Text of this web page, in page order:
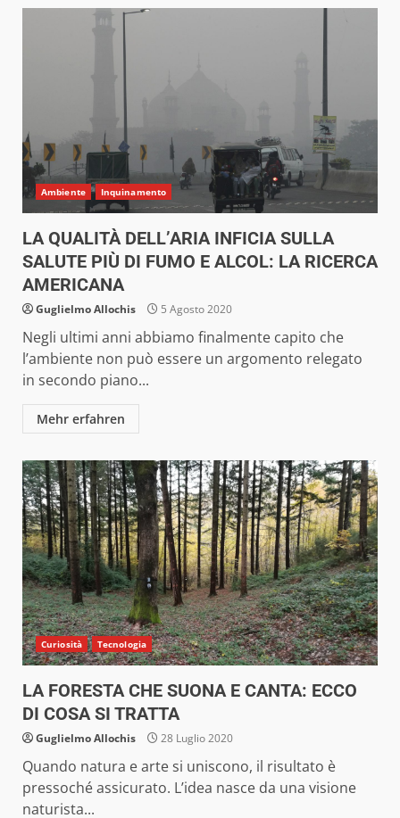
Ambiente Inquinamento
LA QUALITÀ DELL’ARIA INFICIA SULLA
SALUTE PIÙ DI FUMO E ALCOL: LA RICERCA
AMERICANA
Guglielmo Allochis 5 Agosto 2020
Negli ultimi anni abbiamo finalmente capito che
l’ambiente non può essere un argomento relegato
in secondo piano...
Mehr erfahren
Curiosità Tecnologia
LA FORESTA CHE SUONA E CANTA: ECCO
DI COSA SI TRATTA
Guglielmo Allochis 28 Luglio 2020
Quando natura e arte si uniscono, il risultato è
pressoché assicurato. L’idea nasce da una visione
naturista...